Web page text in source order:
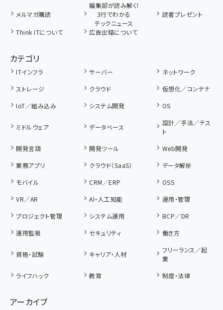
メルマガ購読
編集部が読み解く!
3行でわかる
テックニュース
読者プレゼント
Think ITについて 広告出稿について
カテゴリ
ITインフラ サーバー
ネットワーク
ストレージ
クラウド
仮想化／コンテナ
IoT／組み込み
システム開発 OS
ミドルウェア データベース
設計／手法／テス
ト
開発言語
開発ツール
Web開発
業務アプリ
クラウド（SaaS）
データ解析
モバイル
CRM／ERP
OSS
VR／AR
AI・人工知能
運用・管理
プロジェクト管理
システム運用
BCP／DR
運用監視
セキュリティ 働き方
資格・試験 キャリア・人材
フリーランス／起
業
ライフハック
教育 制度・法律
アーカイブ